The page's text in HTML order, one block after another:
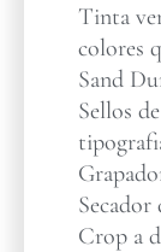
Tinta
colores
Sand
Sellos
Secador
Crop a